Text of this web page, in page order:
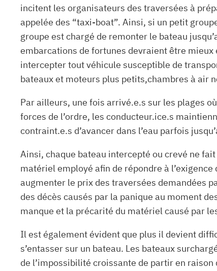
incitent les organisateurs des traversées à
appelée des “taxi-boat”. Ainsi, si un petit
groupe est chargé de remonter le bateau
embarcations de fortunes devraient être mieux
intercepter tout véhicule susceptible de
bateaux et moteurs plus petits,chambres à air
Par ailleurs, une fois arrivé.e.s sur les plages
forces de l’ordre, les conducteur.ice.s
contraint.e.s d’avancer dans l’eau parfois
Ainsi, chaque bateau intercepté ou crevé ne
matériel employé afin de répondre à
augmenter le prix des traversées demandées
des décès causés par la panique au moment
manque et la précarité du matériel causé par
Il est également évident que plus il devient
s’entasser sur un bateau. Les bateaux
de l’impossibilité croissante de partir en